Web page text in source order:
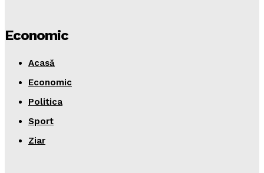
Economic
Acasă
Economic
Politica
Sport
Ziar